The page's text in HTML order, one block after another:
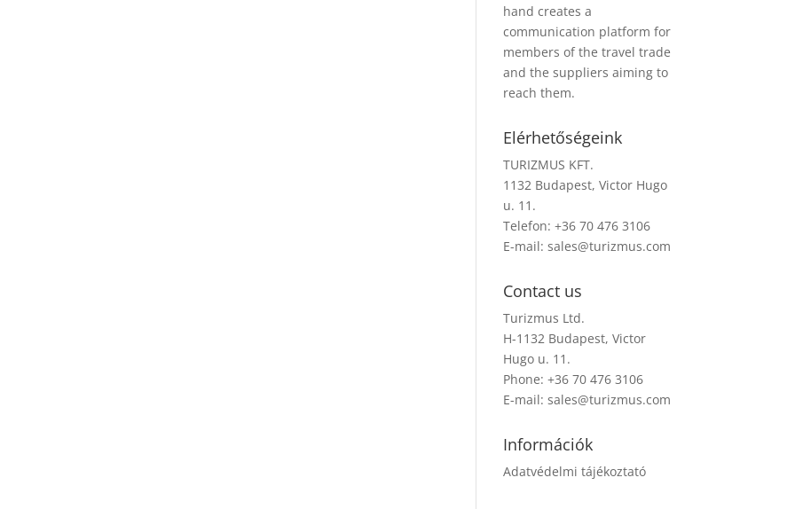
hand creates a
communication platform for
members of the travel trade
and the suppliers aiming to
reach them.
Elérhetőségeink
TURIZMUS KFT.
1132 Budapest, Victor Hugo
u. 11.
Telefon: +36 70 476 3106
E-mail:sales@turizmus.com
Contact us
Turizmus Ltd.
H-1132 Budapest, Victor
Hugo u. 11.
Phone: +36 70 476 3106
E-mail:sales@turizmus.com
Információk
Adatvédelmi tájékoztató